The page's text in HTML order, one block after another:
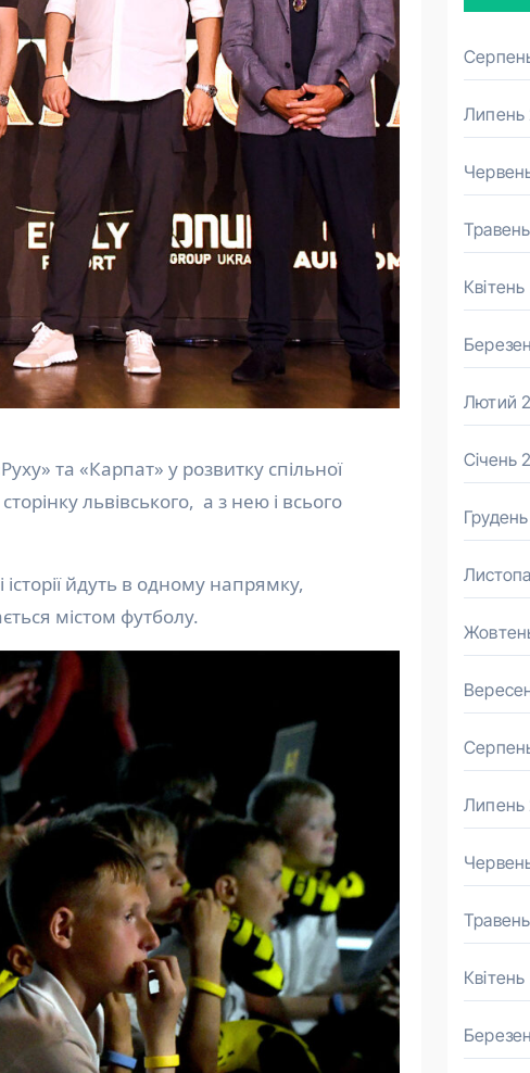
та «Карпат» у розвитку спільної
львівського, а з нею і всього
йдуть в одному напрямку,
містом футболу.
Липень
Лютий
Січень
Липень